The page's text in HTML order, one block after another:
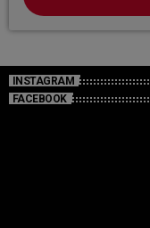
INSTAGRAM
FACEBOOK